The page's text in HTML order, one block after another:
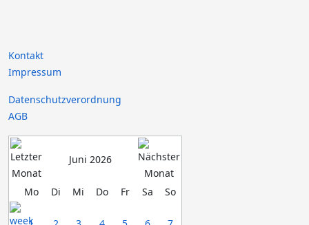
Kontakt
Impressum
Datenschutzverordnung
AGB
Juni 2026
Mo Di Mi Do Fr Sa So